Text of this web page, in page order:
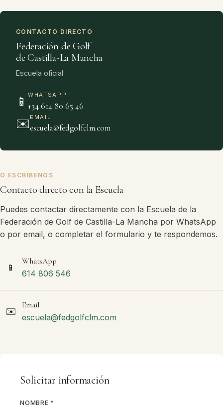
CONTACTO DIRECTO
Federación de Golf
de Castilla-La Mancha
Escuela oficial
📱 WHATSAPP
+34 614 80 65 46
✉️ EMAIL
escuela@fedgolfclm.com
O ESCRÍBENOS
Contacto directo con la Escuela
Puedes contactar directamente con la Escuela de la
Federación de Golf de Castilla-La Mancha por WhatsApp
o por email, o completar el formulario y te respondemos.
📱
WhatsApp
614 806 546
✉️
Email
escuela@fedgolfclm.com
Solicitar información
NOMBRE *